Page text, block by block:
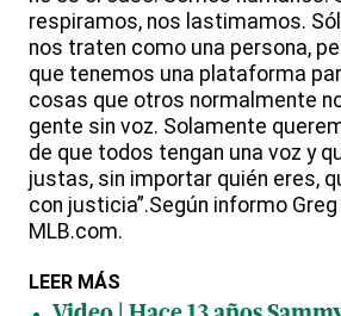
respiramos, nos lastimamos.
nos traten como una persona,
que tenemos una plataforma
cosas que otros normalmente
gente sin voz. Solamente
de que todos tengan una voz y
justas, sin importar quién eres,
con justicia”.Según informo
MLB.com.
LEER MÁS